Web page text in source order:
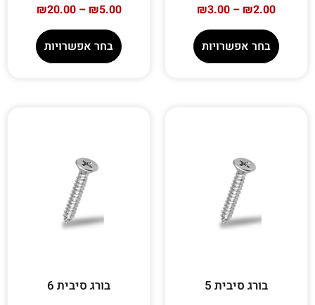
₪2.00
–
₪3.00
בחר אפשרויות
₪5.00
–
₪20.00
בחר אפשרויות
בורג סיבית 5 בורג סיבית 6